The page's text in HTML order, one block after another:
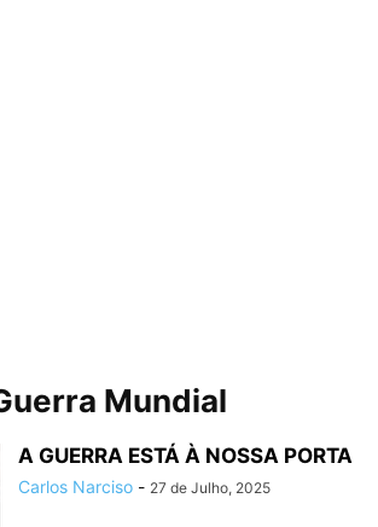
Mundial
A GUERRA ESTÁ À NOSSA PORTA
Carlos Narciso - 27 de Julho, 2025